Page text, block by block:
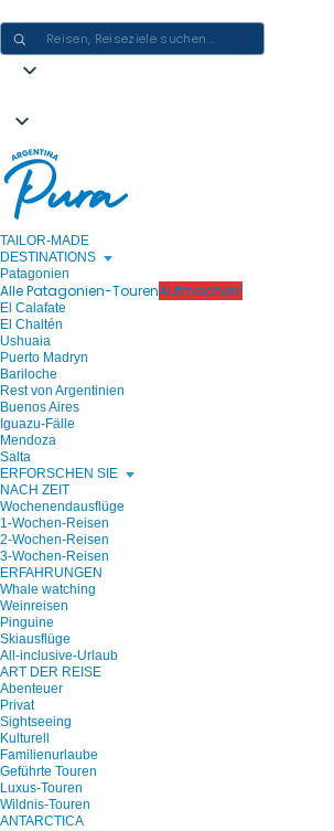
TAILOR-MADE
DESTINATIONS
Patagonien
Alle Patagonien-TourenAufmachen!
El Calafate
El Chaltén
Ushuaia
Puerto Madryn
Bariloche
Rest von Argentinien
Buenos Aires
Iguazu-Fälle
Mendoza
Salta
ERFORSCHEN SIE
NACH ZEIT
Wochenendausflüge
1-Wochen-Reisen
2-Wochen-Reisen
3-Wochen-Reisen
ERFAHRUNGEN
Whale watching
Weinreisen
Pinguine
Skiausflüge
All-inclusive-Urlaub
ART DER REISE
Abenteuer
Privat
Sightseeing
Kulturell
Familienurlaube
Geführte Touren
Luxus-Touren
Wildnis-Touren
ANTARCTICA